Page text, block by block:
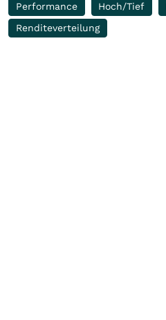
Performance Hoch/Tief
Renditeverteilung